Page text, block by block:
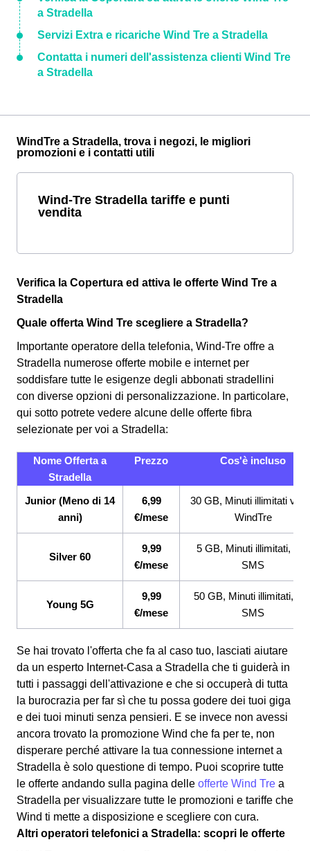
a Stradella
Servizi Extra e ricariche Wind Tre a Stradella
Contatta i numeri dell'assistenza clienti Wind Tre
a Stradella
WindTre a Stradella, trova i negozi, le migliori
promozioni e i contatti utili
Wind-Tre Stradella tariffe e punti
vendita
Verifica la Copertura ed attiva le offerte Wind Tre a
Stradella
Quale offerta Wind Tre scegliere a Stradella?
Importante operatore della telefonia, Wind-Tre offre a
Stradella numerose offerte mobile e internet per
soddisfare tutte le esigenze degli abbonati stradellini
con diverse opzioni di personalizzazione. In particolare,
qui sotto potrete vedere alcune delle offerte fibra
selezionate per voi a Stradella:
Nome Offerta a
Stradella
Prezzo Cos'è incluso
Junior (Meno di 14
anni)
6,99
€/mese
30 GB, Minuti illimitati
WindTre
Silver 60
9,99
€/mese
5 GB, Minuti illimitati, 200
SMS
Young 5G
9,99
€/mese
50 GB, Minuti illimitati,
SMS
Se hai trovato l'offerta che fa al caso tuo, lasciati aiutare
da un esperto Internet-Casa a Stradella che ti guiderà in
tutti i passaggi dell'attivazione e che si occuperà di tutta
la burocrazia per far sì che tu possa godere dei tuoi giga
e dei tuoi minuti senza pensieri. E se invece non avessi
ancora trovato la promozione Wind che fa per te, non
disperare perché attivare la tua connessione internet a
Stradella è solo questione di tempo. Puoi scoprire tutte
le offerte andando sulla pagina delle offerte Wind Tre a
Stradella per visualizzare tutte le promozioni e tariffe che
Wind ti mette a disposizione e scegliere con cura.
Altri operatori telefonici a Stradella: scopri le offerte